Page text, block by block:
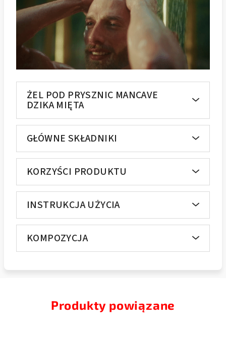
ŻEL POD PRYSZNIC MANCAVE
DZIKA MIĘTA
GŁÓWNE SKŁADNIKI
KORZYŚCI PRODUKTU
INSTRUKCJA UŻYCIA
KOMPOZYCJA
Produkty powiązane